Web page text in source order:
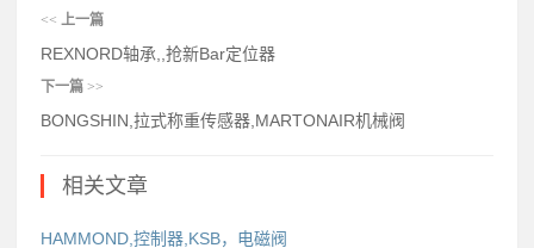
<< 上一篇
REXNORD轴承,,抢新Bar定位器
下一篇 >>
BONGSHIN,拉式称重传感器,MARTONAIR机械阀
相关文章
HAMMOND,控制器,KSB，电磁阀